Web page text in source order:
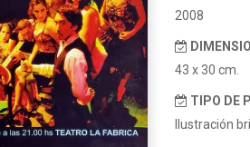
2008
43 x 30 cm.
TIPO DE
Ilustración